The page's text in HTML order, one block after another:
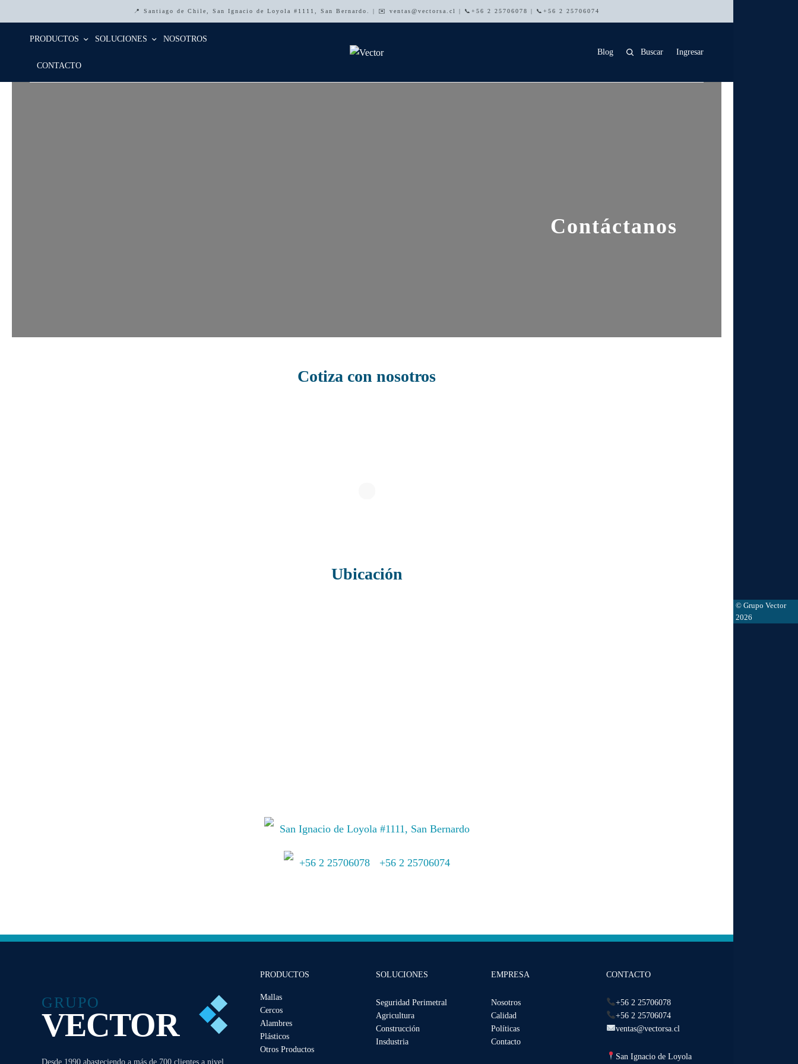
📍 Santiago de Chile, San Ignacio de Loyola #1111, San Bernardo. | ✉️ ventas@vectorsa.cl | 📞+56 2 25706078 | 📞+56 2 25706074
PRODUCTOS SOLUCIONES NOSOTROS
CONTACTO
Blog Buscar Ingresar
Contáctanos
Cotiza con nosotros
Ubicación
San Ignacio de Loyola #1111, San Bernardo
+56 2 25706078// +56 2 25706074
GRUPO
VECTOR
Desde 1990 abasteciendo a más de 700 clientes a nivel
PRODUCTOS
Mallas
Cercos
Alambres
Plásticos
Otros Productos
SOLUCIONES
Seguridad Perimetral
Agricultura
Construcción
Insdustria
EMPRESA
Nosotros
Calidad
Políticas
Contacto
CONTACTO
+56 2 25706078
+56 2 25706074
ventas@vectorsa.cl
San Ignacio de Loyola
© Grupo Vector
2026